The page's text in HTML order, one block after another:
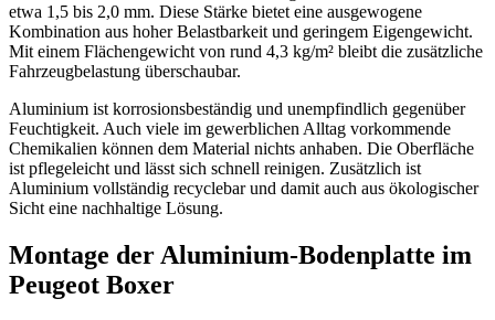
etwa 1,5 bis 2,0 mm. Diese Stärke bietet eine ausgewogene
Kombination aus hoher Belastbarkeit und geringem Eigengewicht.
Mit einem Flächengewicht von rund 4,3 kg/m² bleibt die zusätzliche
Fahrzeugbelastung überschaubar.
Aluminium ist korrosionsbeständig und unempfindlich gegenüber
Feuchtigkeit. Auch viele im gewerblichen Alltag vorkommende
Chemikalien können dem Material nichts anhaben. Die Oberfläche
ist pflegeleicht und lässt sich schnell reinigen. Zusätzlich ist
Aluminium vollständig recyclebar und damit auch aus ökologischer
Sicht eine nachhaltige Lösung.
Montage der Aluminium-Bodenplatte im
Peugeot Boxer